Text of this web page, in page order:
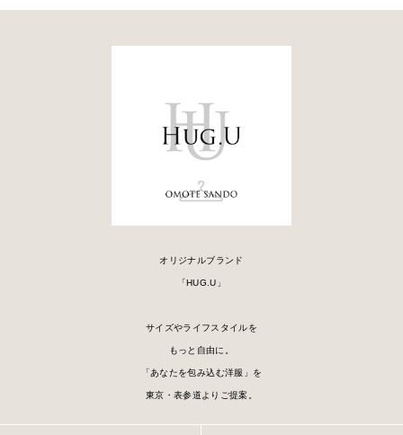
オリジナルブランド
「HUG.U」
サイズやライフスタイルを
もっと自由に。
「あなたを包み込む洋服」を
東京・表参道よりご提案。